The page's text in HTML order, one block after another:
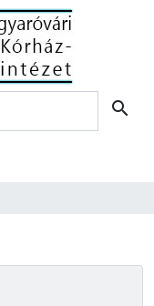
search